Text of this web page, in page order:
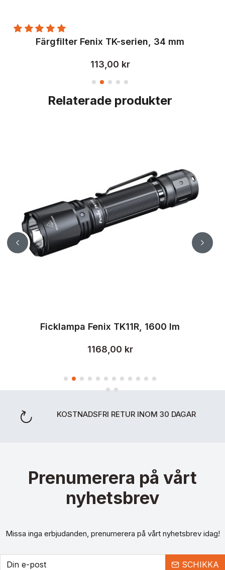
Färgfilter Fenix TK-serien, 34 mm
113,00 kr
Relaterade produkter
Ficklampa Fenix TK11R, 1600 lm
1168,00 kr
KOSTNADSFRI RETUR INOM 30 DAGAR
Prenumerera på vårt
nyhetsbrev
Missa inga erbjudanden, prenumerera på vårt nyhetsbrev idag!
SCHIKKA